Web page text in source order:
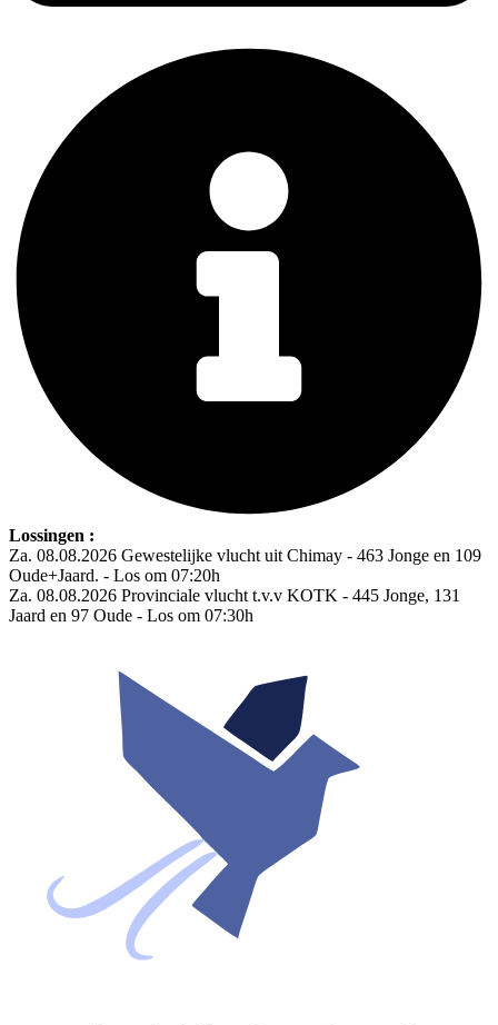
Lossingen :
Za. 08.08.2026 Gewestelijke vlucht uit Chimay - 463 Jonge en 109
Oude+Jaard. - Los om 07:20h
Za. 08.08.2026 Provinciale vlucht t.v.v KOTK - 445 Jonge, 131
Jaard en 97 Oude - Los om 07:30h